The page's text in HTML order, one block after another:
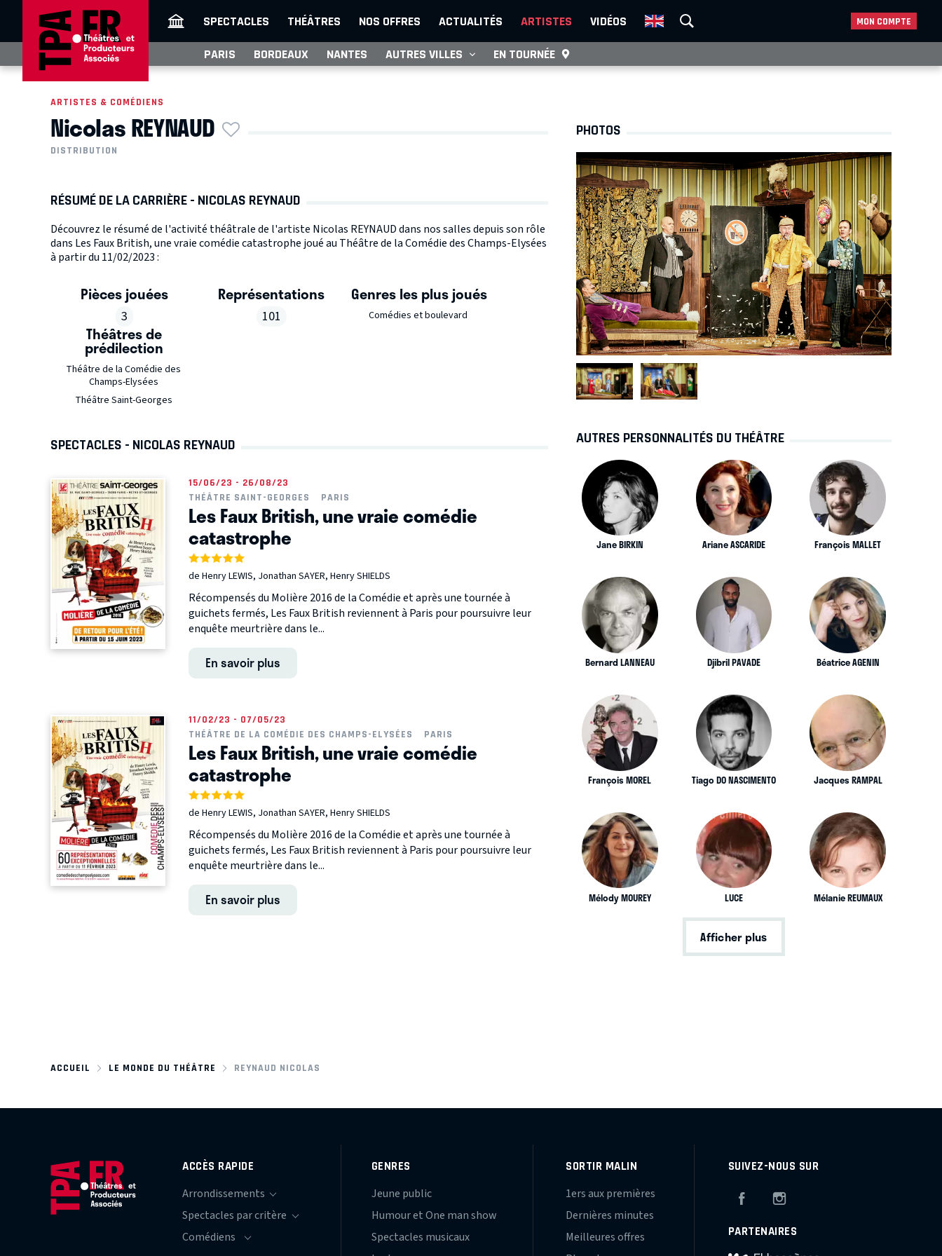
SPECTACLES THÉÂTRES NOS OFFRES ACTUALITÉS ARTISTES VIDÉOS MON COMPTE
PARIS BORDEAUX NANTES AUTRES VILLES EN TOURNÉE
ARTISTES & COMÉDIENS
Nicolas REYNAUD
DISTRIBUTION
RÉSUMÉ DE LA CARRIÈRE - NICOLAS REYNAUD
Découvrez le résumé de l'activité théâtrale de l'artiste Nicolas REYNAUD dans nos salles depuis son rôle
dans Les Faux British, une vraie comédie catastrophe joué au Théâtre de la Comédie des Champs-Elysées
à partir du 11/02/2023 :
Pièces jouées
3
Représentations
101
Genres les plus joués
Comédies et boulevard
Théâtres de
prédilection
Théâtre de la Comédie des
Champs-Elysées
Théâtre Saint-Georges
SPECTACLES - NICOLAS REYNAUD
15/06/23 - 26/08/23
THÉÂTRE SAINT-GEORGES
PARIS
Les Faux British, une vraie comédie
catastrophe
de Henry LEWIS, Jonathan SAYER, Henry SHIELDS
Récompensés du Molière 2016 de la Comédie et après une tournée à
guichets fermés, Les Faux British reviennent à Paris pour poursuivre leur
enquête meurtrière dans le...
En savoir plus
11/02/23 - 07/05/23
THÉÂTRE DE LA COMÉDIE DES CHAMPS-ELYSÉES
PARIS
Les Faux British, une vraie comédie
catastrophe
de Henry LEWIS, Jonathan SAYER, Henry SHIELDS
Récompensés du Molière 2016 de la Comédie et après une tournée à
guichets fermés, Les Faux British reviennent à Paris pour poursuivre leur
enquête meurtrière dans le...
En savoir plus
PHOTOS
AUTRES PERSONNALITÉS DU THÉÂTRE
Jane BIRKIN Ariane ASCARIDE François MALLET
Bernard LANNEAU Djibril PAVADE Béatrice AGENIN
François MOREL Tiago DO NASCIMENTO Jacques RAMPAL
Mélody MOUREY LUCE Mélanie REUMAUX
Afficher plus
ACCUEIL LE MONDE DU THÉÂTRE REYNAUD NICOLAS
ACCÈS RAPIDE GENRES
Jeune public
Humour et One man show
Spectacles musicaux
SORTIR MALIN
1ers aux premières
Dernières minutes
Meilleures offres
SUIVEZ-NOUS SUR
Facebook
PARTENAIRES